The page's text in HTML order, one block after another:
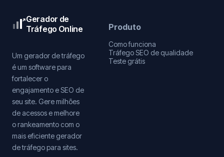
Gerador de
Tráfego Online
Um gerador de tráfego
é um software para
fortalecer o
engajamento e SEO de
seu site. Gere milhões
de acessos e melhore
o rankeamento com o
mais eficiente gerador
de tráfego para sites.
Produto
Como funciona
Tráfego SEO de qualidade
Teste grátis